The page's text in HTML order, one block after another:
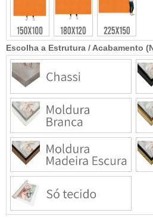
Escolha a Estrutura / Acabamento